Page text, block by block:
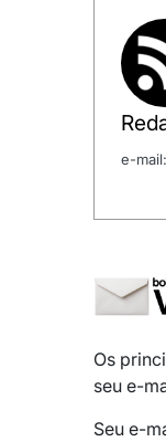
e-
Os
seu e-
Seu e-